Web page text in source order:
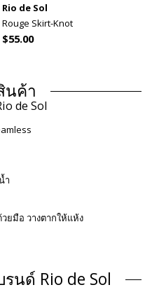
Rio de Sol
Rouge Skirt-Knot
$55.00
นค้า
de Sol
ำ
ยมือ วางตากให้แห้ง
กอบ
นด์ Rio de Sol